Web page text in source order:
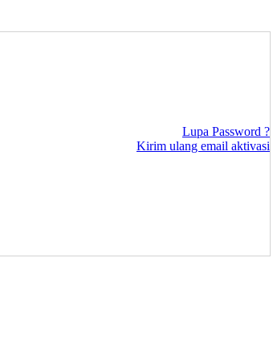
Lupa Password ?
Kirim ulang email aktivasi